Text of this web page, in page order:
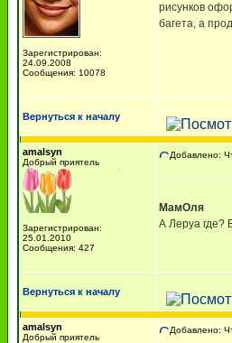
Зарегистрирован:
24.09.2008
Сообщения: 10078
рисунков
багета, а
Вернуться к началу
amalsyn
Добрый приятель
Зарегистрирован:
25.01.2010
Сообщения: 427
Добавлено:
МамОля
А Леруа где?
Вернуться к началу
amalsyn
Добрый приятель
Добавлено: